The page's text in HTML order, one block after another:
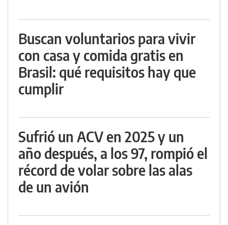
Buscan voluntarios para vivir
con casa y comida gratis en
Brasil: qué requisitos hay que
cumplir
Sufrió un ACV en 2025 y un
año después, a los 97, rompió el
récord de volar sobre las alas
de un avión